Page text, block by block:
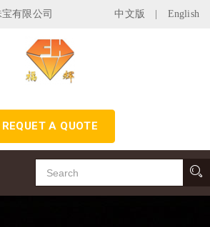
有限公司 中文版 English
REQUET A QUOTE